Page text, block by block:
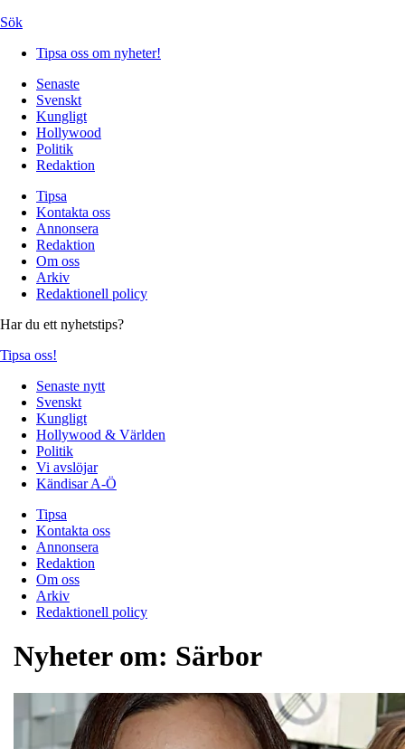
Sök
Tipsa oss om nyheter!
Senaste
Svenskt
Kungligt
Hollywood
Politik
Redaktion
Tipsa
Kontakta oss
Annonsera
Redaktion
Om oss
Arkiv
Redaktionell policy
Har du ett nyhetstips?
Tipsa oss!
Senaste nytt
Svenskt
Kungligt
Hollywood & Världen
Politik
Vi avslöjar
Kändisar A-Ö
Tipsa
Kontakta oss
Annonsera
Redaktion
Om oss
Arkiv
Redaktionell policy
Nyheter om: Särbor